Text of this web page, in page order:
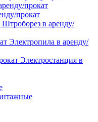
прокат
Штроборез в аренду/
Электропила в аренду/
Электростанция в